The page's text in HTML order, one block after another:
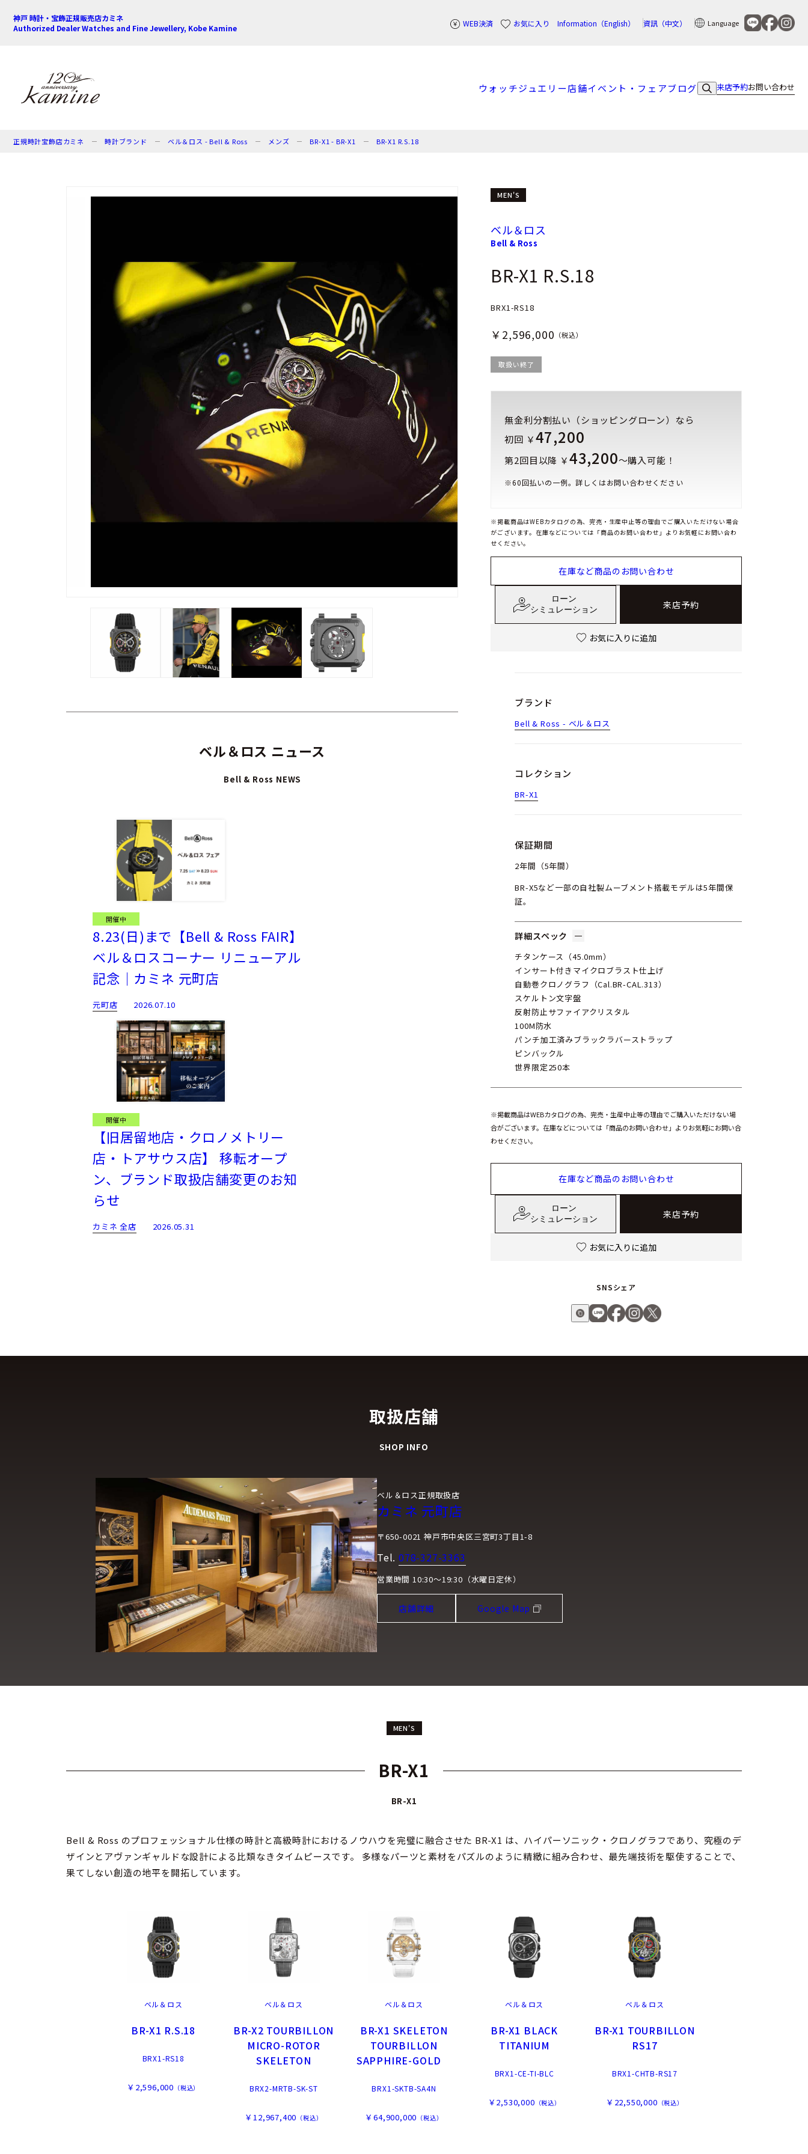
神戸 時計・宝飾正規販売店カミネ
Authorized Dealer Watches and Fine Jewellery, Kobe Kamine
WEB決済 お気に入り Information（English） 資訊（中文） Language
ウォッチジュエリー店舗イベント・フェアブログ 来店予約お問い合わせ
正規時計宝飾店カミネ 時計ブランド ベル＆ロス - Bell & Ross メンズ BR-X1 - BR-X1 BR-X1 R.S.18
ベル＆ロス ニュース
Bell & Ross NEWS
開催中
8.23(日)まで【Bell & Ross FAIR】
ベル＆ロスコーナー リニューアル
記念｜カミネ 元町店
元町店 2026.07.10
開催中
【旧居留地店・クロノメトリー
店・トアサウス店】 移転オープ
ン、ブランド取扱店舗変更のお知
らせ
カミネ 全店 2026.05.31
MEN'S
ベル＆ロス
Bell & Ross
BR-X1 R.S.18
BRX1-RS18
￥2,596,000 （税込）
取扱い終了
無金利分割払い（ショッピングローン）なら
初回 ￥47,200
第2回目以降 ￥43,200～購入可能！
※60回払いの一例。詳しくはお問い合わせください
※掲載商品はWEBカタログの為、完売・生産中止等の理由でご購入いただけない場合
がございます。在庫などについては「商品のお問い合わせ」よりお気軽にお問い合わ
せください。
在庫など商品のお問い合わせ
ローン
シミュレーション
来店予約
お気に入りに追加
ブランド
Bell & Ross - ベル＆ロス
コレクション
BR-X1
保証期間
2年間（5年間）
BR-X5など一部の自社製ムーブメント搭載モデルは5年間保
証。
詳細スペック
チタンケース（45.0mm）
インサート付きマイクロブラスト仕上げ
自動巻クロノグラフ（Cal.BR-CAL.313）
スケルトン文字盤
反射防止サファイアクリスタル
100M防水
パンチ加工済みブラックラバーストラップ
ピンバックル
世界限定250本
※掲載商品はWEBカタログの為、完売・生産中止等の理由でご購入いただけない場
合がございます。在庫などについては「商品のお問い合わせ」よりお気軽にお問い合
わせください。
在庫など商品のお問い合わせ
ローン
シミュレーション
来店予約
お気に入りに追加
SNSシェア
取扱店舗
SHOP INFO
ベル＆ロス正規取扱店
カミネ 元町店
〒650-0021 神戸市中央区三宮町3丁目1-8
Tel. 078-327-3363
営業時間 10:30～19:30（水曜日定休）
店舗詳細 Google Map
MEN'S
BR-X1
BR-X1
Bell & Ross のプロフェッショナル仕様の時計と高級時計におけるノウハウを完璧に融合させた BR-X1 は、ハイパーソニック・クロノグラフであり、究極のデ
ザインとアヴァンギャルドな設計による比類なきタイムピースです。 多様なパーツと素材をパズルのように精緻に組み合わせ、最先端技術を駆使することで、
果てしない創造の地平を開拓しています。
ベル＆ロス
BR-X1 R.S.18
BRX1-RS18
￥2,596,000 （税込）
ベル＆ロス
BR-X2 TOURBILLON
MICRO-ROTOR
SKELETON
BRX2-MRTB-SK-ST
￥12,967,400 （税込）
ベル＆ロス
BR-X1 SKELETON
TOURBILLON
SAPPHIRE-GOLD
BRX1-SKTB-SA4N
￥64,900,000 （税込）
ベル＆ロス
BR-X1 BLACK
TITANIUM
BRX1-CE-TI-BLC
￥2,530,000 （税込）
ベル＆ロス
BR-X1 TOURBILLON
RS17
BRX1-CHTB-RS17
￥22,550,000 （税込）